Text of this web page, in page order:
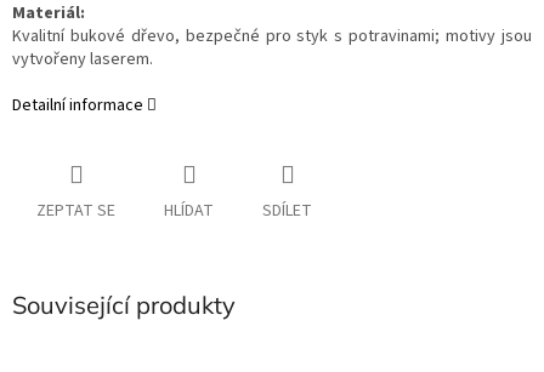
Materiál:
Kvalitní bukové dřevo, bezpečné pro styk s potravinami; motivy jsou
vytvořeny laserem.
Detailní informace
ZEPTAT SE HLÍDAT SDÍLET
Související produkty